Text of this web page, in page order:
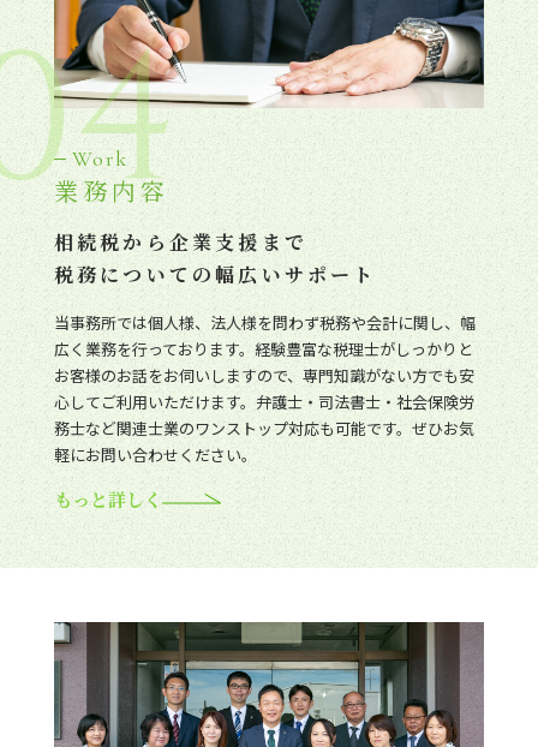
Work
業務内容
相続税から企業支援まで
税務についての幅広いサポート
当事務所では個人様、法人様を問わず税務や会計に関し、幅
広く業務を行っております。経験豊富な税理士がしっかりと
お客様のお話をお伺いしますので、専門知識がない方でも安
心してご利用いただけます。弁護士・司法書士・社会保険労
務士など関連士業のワンストップ対応も可能です。ぜひお気
軽にお問い合わせください。
もっと詳しく